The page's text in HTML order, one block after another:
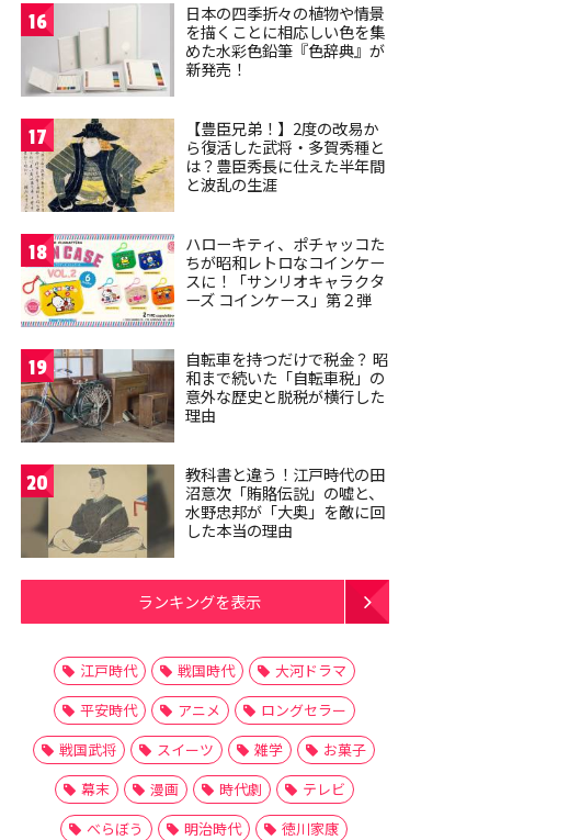
16
日本の四季折々の植物や情景
を描くことに相応しい色を集
めた水彩色鉛筆『色辞典』が
新発売！
17
【豊臣兄弟！】2度の改易か
ら復活した武将・多賀秀種と
は？豊臣秀長に仕えた半年間
と波乱の生涯
18
ハローキティ、ポチャッコた
ちが昭和レトロなコインケー
スに！「サンリオキャラクタ
ーズ コインケース」第２弾
19
自転車を持つだけで税金？ 昭
和まで続いた「自転車税」の
意外な歴史と脱税が横行した
理由
20
教科書と違う！江戸時代の田
沼意次「賄賂伝説」の嘘と、
水野忠邦が「大奥」を敵に回
した本当の理由
ランキングを表示
江戸時代 戦国時代
大河ドラマ
平安時代
アニメ
ロングセラー
戦国武将
スイーツ 雑学
お菓子
幕末
漫画 時代劇
テレビ
べらぼう
明治時代
徳川家康